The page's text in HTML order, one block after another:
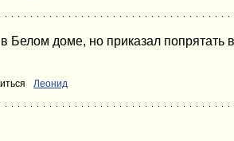
доме, но приказал попрятать
Леонид